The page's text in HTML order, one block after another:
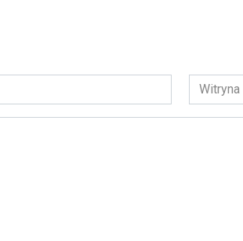
Witryna